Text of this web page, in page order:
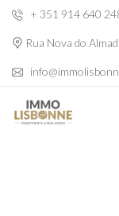
+ 351 914 640
Rua Nova do